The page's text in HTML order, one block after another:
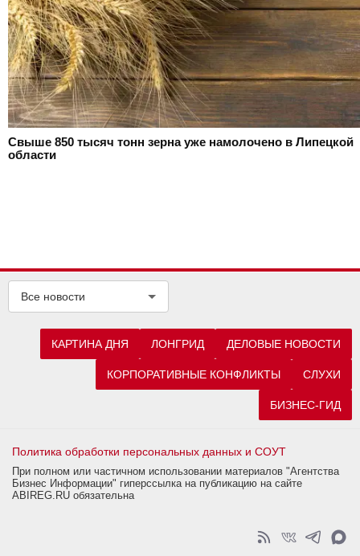
Свыше 850 тысяч тонн зерна уже намолочено в Липецкой
области
Все новости
КАРТИНА ДНЯ ЛОНГРИД ДЕЛОВЫЕ НОВОСТИ
КОРПОРАТИВНЫЕ КОНФЛИКТЫ СЛУХИ
БИЗНЕС-ГИД
Политика обработки персональных данных и СОУТ
При полном или частичном использовании материалов "Агентства
Бизнес Информации" гиперссылка на публикацию на сайте
ABIREG.RU обязательна